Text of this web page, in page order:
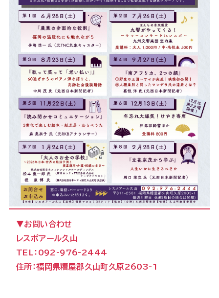
▼お問い合わせ
レスポアール久山
TEL：092-976-2444
住所：福岡県糟屋郡久山町久原2603-1